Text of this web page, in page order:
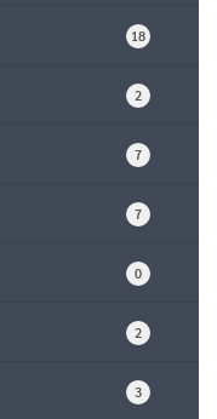
18
2
7
7
0
2
3